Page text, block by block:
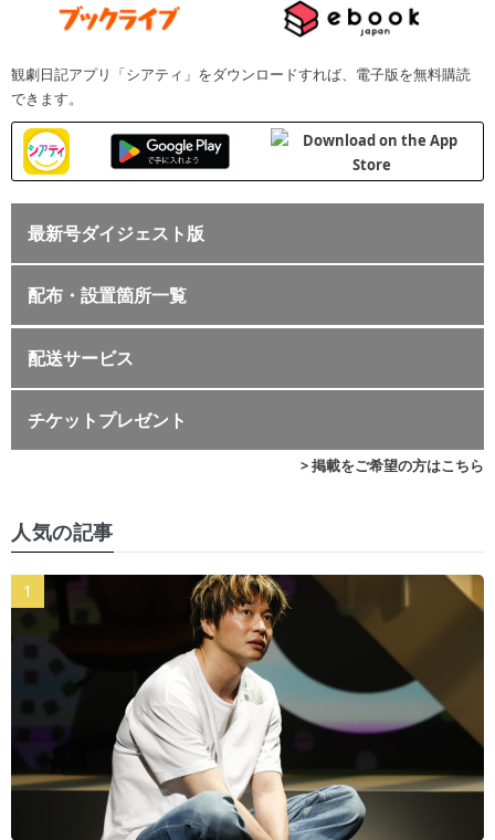
観劇日記アプリ「シアティ」をダウンロードすれば、電子版を無料購読
できます。
最新号ダイジェスト版
配布・設置箇所一覧
配送サービス
チケットプレゼント
> 掲載をご希望の方はこちら
人気の記事